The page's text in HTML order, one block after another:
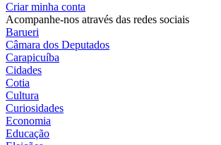
Criar minha conta
Acompanhe-nos através das redes sociais
Barueri
Câmara dos Deputados
Carapicuíba
Cidades
Cotia
Cultura
Curiosidades
Economia
Educação